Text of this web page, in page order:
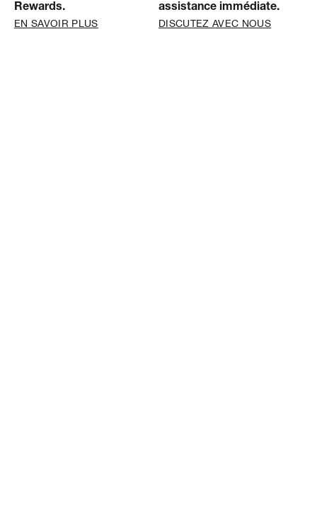
Rewards.
EN SAVOIR PLUS
assistance immédiate.
DISCUTEZ AVEC NOUS